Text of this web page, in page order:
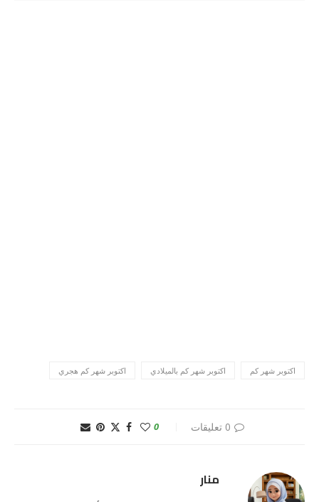
اكتوبر شهر كم اكتوبر شهر كم بالميلادي اكتوبر شهر كم هجري
0 تعليقات 0
منار